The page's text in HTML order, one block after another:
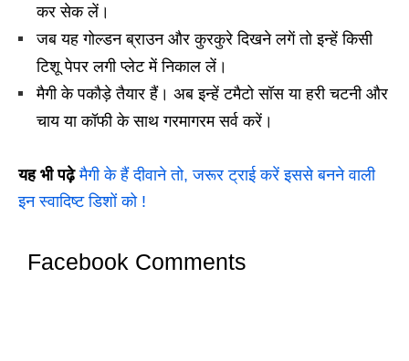
कर सेक लें।
जब यह गोल्डन ब्राउन और कुरकुरे दिखने लगें तो इन्हें किसी
टिशू पेपर लगी प्लेट में निकाल लें।
मैगी के पकौड़े तैयार हैं। अब इन्हें टमैटो सॉस या हरी चटनी और
चाय या कॉफी के साथ गरमागरम सर्व करें।
यह भी पढ़े मैगी के हैं दीवाने तो, जरूर ट्राई करें इससे बनने वाली
इन स्वादिष्ट डिशों को !
Facebook Comments